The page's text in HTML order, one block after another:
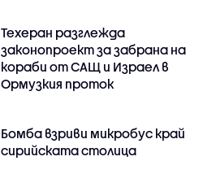
Техеран разглежда
законопроект за забрана на
кораби от САЩ и Израел в
Ормузкия проток
Бомба взриви микробус край
сирийската столица